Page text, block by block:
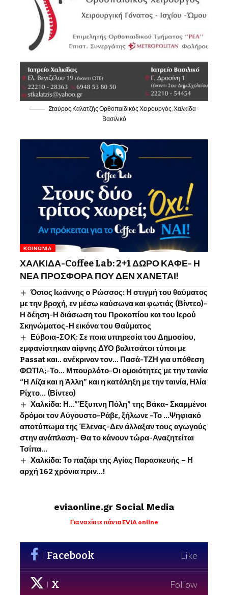
Σταύρος Καλατζής Ορθοπαιδικός Χειρουργός, Χαλκίδα -
Βασιλικό
ΚΟΙΝΩΝΊΑ
ΧΑΛΚΙΔΑ-Coffee Lab: 2+1 ΔΩΡΟ ΚΑΦΕ- Η
ΝΕΑ ΠΡΟΣΦΟΡΑ ΠΟΥ ΔΕΝ ΧΑΝΕΤΑΙ!
Όσιος Ιωάννης o Ρώσσος: Η στιγμή του θαύματος
με την βροχή, εν μέσω καύσωνα και φωτιάς (Βίντεο)-
Η δέηση-Η διάσωση του Προκοπίου και του Ιερού
Σκηνώματος-Η εικόνα του Θαύματος
Εύβοια-ΣΟΚ: Σε ποια υπηρεσία του Δημοσίου,
εμφανίστηκαν αίφνης ΔΥΟ βαλιτσάτοι τύποι με
Passat και.. ανέκριναν τον… Πασά-ΤΖΗ για υπόθεση
ΦΩΤΙΑ;-Το… Μπουρλότο-Οι ομοιότητες με την ταινία
“Η Λίζα και η Άλλη” και η κατάληξη με την ταινία, Ηλία
Ρίχτο… (Βίντεο)
Χαλκίδα: Η…”Έξυπνη Πόλη” της Βάκα- Σκαμμένοι
δρόμοι τον Αύγουστο-Ράβε, ξήλωνε -Το …Ψηφιακό
αποτύπωμα της Έλενας-Δεν άλλαξαν τους αγωγούς
στην ανάπλαση- Θα το κάνουν τώρα-Αναζητείται
Τσίπα…
Χαλκίδα: Το παζάρι της Αγίας Παρασκευής – Η
αρχή 162 χρόνια πριν…!
eviaonline.gr Social Media
Για να είστε πάντα EVIA online
Facebook Like
X Follow